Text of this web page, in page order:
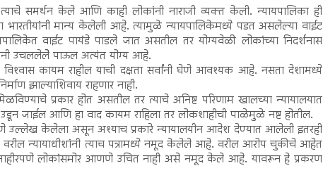
समर्थन केले आणि काही लोकांनी नाराजी व्यक्त केली. न्यायपालिका ही
भारतीयांनी मान्य केलेली आहे. त्यामुळे न्यायपालिकेमध्ये पडत असलेल्या वाईट
वाईट पायंडे पाडले जात असतील तर योग्यवेळी लोकांच्या निदर्शनास
उचललेलेे पाऊल अत्यंत योग्य आहे.
विश्‍वास कायम राहील याची दक्षता सर्वांनी घेणे आवश्यक आहे. नसता देशामध्ये
झाल्याशिवाय राहणार नाही.
प्रकार होत असतील तर त्याचे अनिष्ट परिणाम खालच्या न्यायालयात
जाईल आणि हा वाद कायम राहिला तर लोकशाहीची पाळेमुळे नष्ट होतील.
उल्लेख केलेला असून अश्याच प्रकारे न्यायालयीन आदेश देण्यात आलेली इतरही
न्यायाधीशांनी त्याच पत्रामध्ये नमूद केलेले आहे. वरील आरोप चुकीचे आहेत
लोकांसमोर आणणे उचित नाही असे नमूद केले आहे. यावरून हे प्रकरण